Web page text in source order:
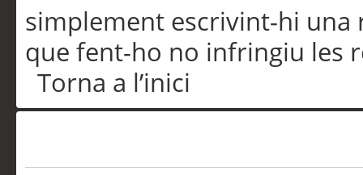
simplement escrivint-hi una
que fent-ho no infringiu les
Torna a l’inici